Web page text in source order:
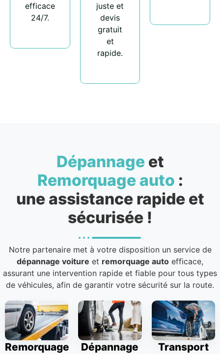
efficace
24/7.
juste et
devis
gratuit
et
rapide.
Dépannageet
Remorquage auto :
une assistance rapide et
sécurisée !
Notre partenaire met à votre disposition un service de
dépannage voiture et remorquage auto efficace,
assurant une intervention rapide et fiable pour tous types
de véhicules, afin de garantir votre sécurité sur la route.
Remorquage
Dépannage
Transport